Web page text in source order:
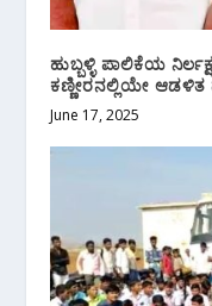
ಹುಬ್ಬಳ್ಳಿ ಪಾಲಿಕೆಯ
ಕಣ್ಣೀರನಲ್ಲಿಯೇ ಆಡಳಿತ
June 17, 2025